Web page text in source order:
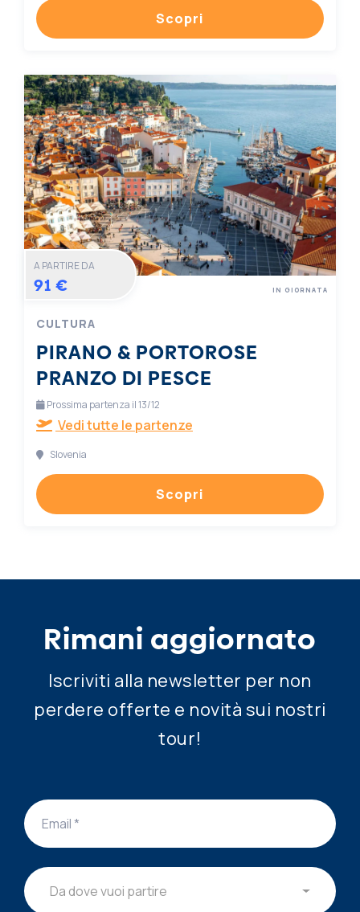
Scopri
A PARTIRE DA
91 €
CULTURA
PIRANO & PORTOROSE
PRANZO DI PESCE
IN GIORNATA
Prossima partenza il 13/12
Vedi tutte le partenze
Slovenia
Scopri
Rimani aggiornato
Iscriviti alla newsletter per non
perdere offerte e novità sui nostri
tour!
Da dove vuoi partire